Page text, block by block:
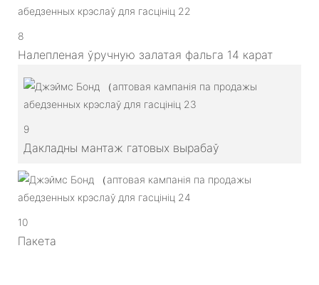
8
Налепленая ўручную залатая фальга 14 карат
9
Дакладны мантаж гатовых вырабаў
10
Пакета